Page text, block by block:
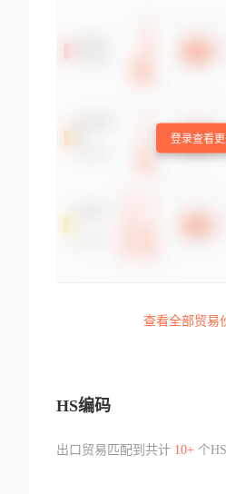
登录查看
查看全部贸易
HS编码
出口贸易匹配到共计 10+个